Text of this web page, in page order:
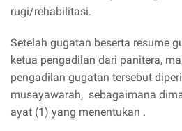
rugi/rehabilitasi.
Setelah gugatan beserta resume
ketua pengadilan dari panitera,
pengadilan gugatan tersebut
musayawarah, sebagaimana
ayat (1) yang menentukan .